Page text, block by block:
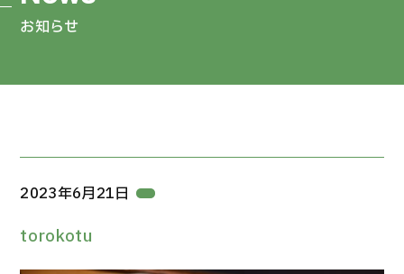
お知らせ
2023年6月21日
torokotu